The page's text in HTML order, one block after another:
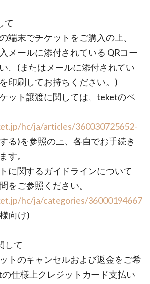
て
端末でチケットをご購入の上、
メールに添付されている QRコー
。(またはメールに添付されてい
印刷してお持ちください。)
ット譲渡に関しては、teketのペ
hc/ja/articles/360030725652-
る)を参照の上、各自でお手続き
す。
に関するガイドラインについて
をご参照ください。
hc/ja/categories/36000194667
向け)
して
トのキャンセルおよび返金をご希
仕様上クレジットカード支払い